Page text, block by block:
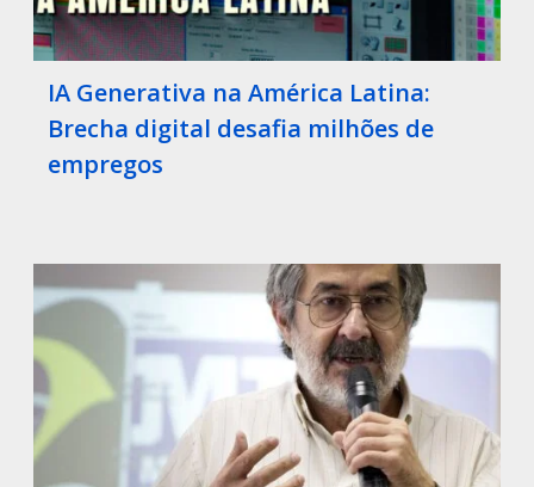
IA Generativa na América Latina:
Brecha digital desafia milhões de
empregos